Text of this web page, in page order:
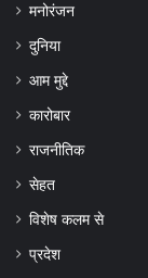
मनोरंजन
दुनिया
आम मुद्दे
कारोबार
राजनीतिक
सेहत
विशेष कलम से
प्रदेश